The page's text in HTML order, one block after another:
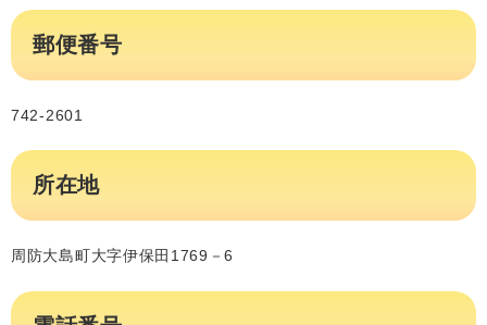
郵便番号
742-2601
所在地
周防大島町大字伊保田1769－6